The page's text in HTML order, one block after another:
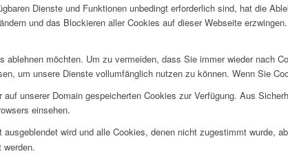
Dienste und Funktionen unbedingt erforderlich sind, hat die
und das Blockieren aller Cookies auf dieser Webseite
möchten. Um zu vermeiden, dass Sie immer wieder nach
um unsere Dienste vollumfänglich nutzen zu können. Wenn Sie
unserer Domain gespeicherten Cookies zur Verfügung. Aus
einsehen.
wird und alle Cookies, denen nicht zugestimmt wurde,
werden.